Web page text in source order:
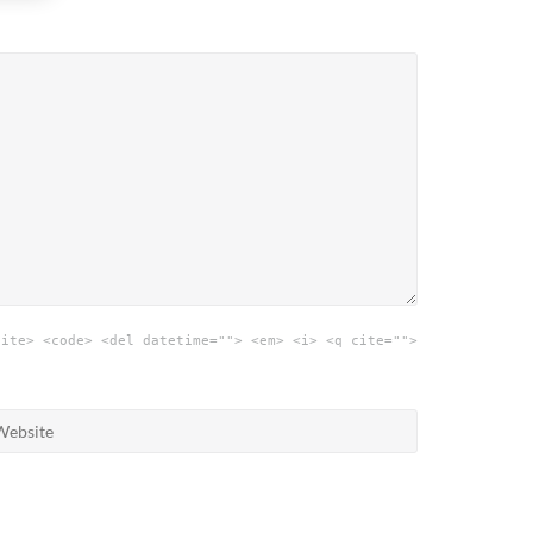
<code> <del datetime=""> <em> <i> <q cite="">